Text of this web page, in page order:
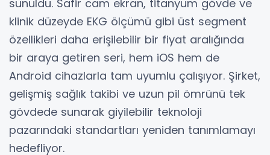
sunuldu. Safir cam ekran, titanyum gövde ve
klinik düzeyde EKG ölçümü gibi üst segment
özellikleri daha erişilebilir bir fiyat aralığında
bir araya getiren seri, hem iOS hem de
Android cihazlarla tam uyumlu çalışıyor. Şirket,
gelişmiş sağlık takibi ve uzun pil ömrünü tek
gövdede sunarak giyilebilir teknoloji
pazarındaki standartları yeniden tanımlamayı
hedefliyor.